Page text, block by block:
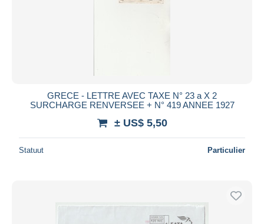
GRECE - LETTRE AVEC TAXE N° 23 a X 2
SURCHARGE RENVERSEE + N° 419 ANNEE 1927
± US$ 5,50
Statuut Particulier